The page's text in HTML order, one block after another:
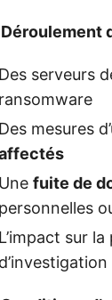
Déroulement
Des serveurs
ransomware
Des mesures
Une fuite de
personnelles
L’impact sur
d’investigation